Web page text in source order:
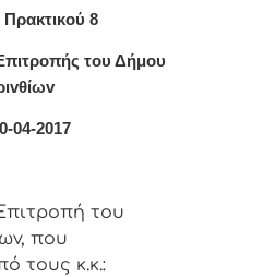
ύ 8
τoυ Δήμoυ
04-2017
τoυ
πoυ
τoυς κ.κ.: